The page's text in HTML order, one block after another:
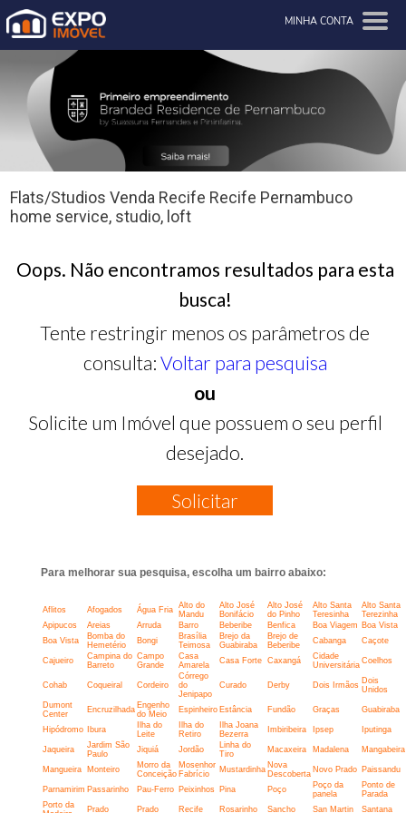
MINHA CONTA
Flats/Studios Venda Recife Recife Pernambuco
home service, studio, loft
Oops. Não encontramos resultados para esta
busca!
Tente restringir menos os parâmetros de
consulta: Voltar para pesquisa
ou
Solicite um Imóvel que possuem o seu perfil
desejado.
Solicitar
Para melhorar sua pesquisa, escolha um bairro abaixo:
Aflitos Afogados Água Fria
Alto do
Mandu
Alto José
Bonifácio
Alto José
do Pinho
Alto Santa
Teresinha
Alto Santa
Terezinha
Apipucos
Areias Arruda Barro Beberibe Benfica Boa Viagem Boa Vista
Boa Vista
Bomba do
Hemetério
Bongi
Brasília
Teimosa
Brejo da
Guabiraba
Brejo de
Beberibe
Cabanga Caçote
Cajueiro
Campina do
Barreto
Campo
Grande
Casa
Amarela
Casa Forte Caxangá
Cidade
Universitária Coelhos
Cohab Coqueiral Cordeiro
Córrego
do
Jenipapo
Curado Derby Dois Irmãos Dois
Unidos
Dumont
Center
Encruzilhada Engenho
do Meio
Espinheiro Estância Fundão Graças Guabiraba
Hipódromo Ibura
Ilha do
Leite
Ilha do
Retiro
Ilha Joana
Bezerra
Imbiribeira Ipsep Iputinga
Jaqueira
Jardim São
Paulo
Jiquiá Jordão
Linha do
Tiro
Macaxeira Madalena Mangabeira
Mangueira Monteiro
Morro da
Conceição
Mosenhor
Fabrício
Mustardinha Nova
Descoberta Novo Prado Paissandu
Parnamirim Passarinho Pau-Ferro Peixinhos Pina Poço
Poço da
panela
Ponto de
Parada
Porto da
Prado Prado Recife Rosarinho Sancho San Martin Santana